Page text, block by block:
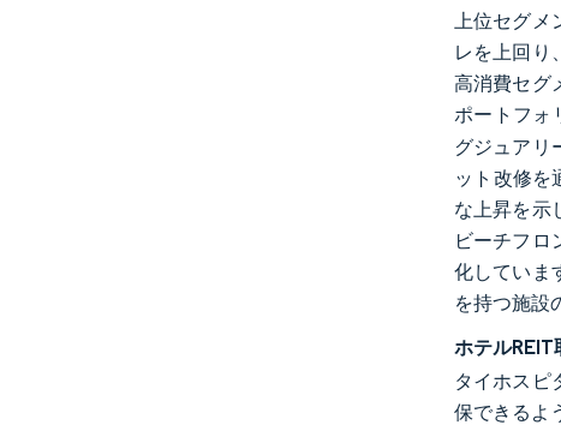
上位セグメ
レを上回り
高消費セグ
ポートフォ
グジュアリ
ット改修を
な上昇を示
ビーチフロ
化していま
を持つ施設
ホテルREIT
タイホスピ
保できるよ